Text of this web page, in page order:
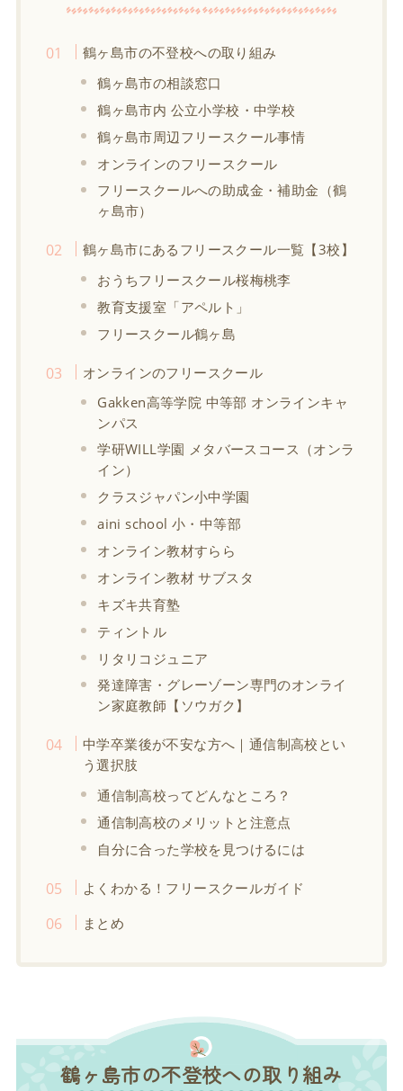
鶴ヶ島市の不登校への取り組み
鶴ヶ島市の相談窓口
鶴ヶ島市内 公立小学校・中学校
鶴ヶ島市周辺フリースクール事情
オンラインのフリースクール
フリースクールへの助成金・補助金（鶴
ヶ島市）
鶴ヶ島市にあるフリースクール一覧【3校】
おうちフリースクール桜梅桃李
教育支援室「アペルト」
フリースクール鶴ヶ島
オンラインのフリースクール
Gakken高等学院 中等部 オンラインキャ
ンパス
学研WILL学園 メタバースコース（オンラ
イン）
クラスジャパン小中学園
aini school 小・中等部
オンライン教材すらら
オンライン教材 サブスタ
キズキ共育塾
ティントル
リタリコジュニア
発達障害・グレーゾーン専門のオンライ
ン家庭教師【ソウガク】
中学卒業後が不安な方へ｜通信制高校とい
う選択肢
通信制高校ってどんなところ？
通信制高校のメリットと注意点
自分に合った学校を見つけるには
よくわかる！フリースクールガイド
まとめ
鶴ヶ島市の不登校への取り組み